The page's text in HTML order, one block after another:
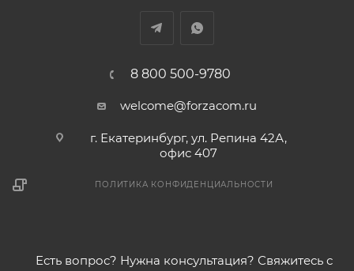
8 800 500-9780
welcome@forzacom.ru
г. Екатеринбург, ул. Репина 42А,
офис 407
ПОЛИТИКА КОНФИДЕНЦИАЛЬНОСТИ
Есть вопрос? Нужна консультация? Свяжитесь с